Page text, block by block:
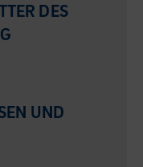
DES
UND